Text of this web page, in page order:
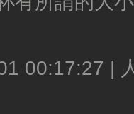
00:17:27 |